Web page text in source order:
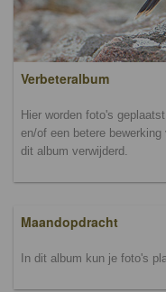
Verbeteralbum
Hier worden foto's
en/of een betere
dit album verwijderd.
Maandopdracht
In dit album kun je foto's